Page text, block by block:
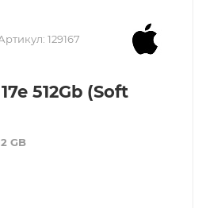
129167
512Gb (Soft
GB